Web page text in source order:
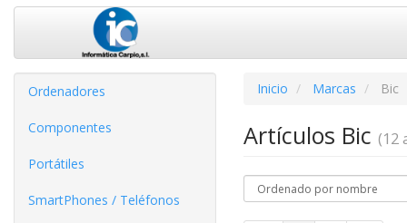
Ordenadores
Componentes
Portátiles
SmartPhones / Teléfonos
Inicio Marcas Bic
Artículos Bic (12